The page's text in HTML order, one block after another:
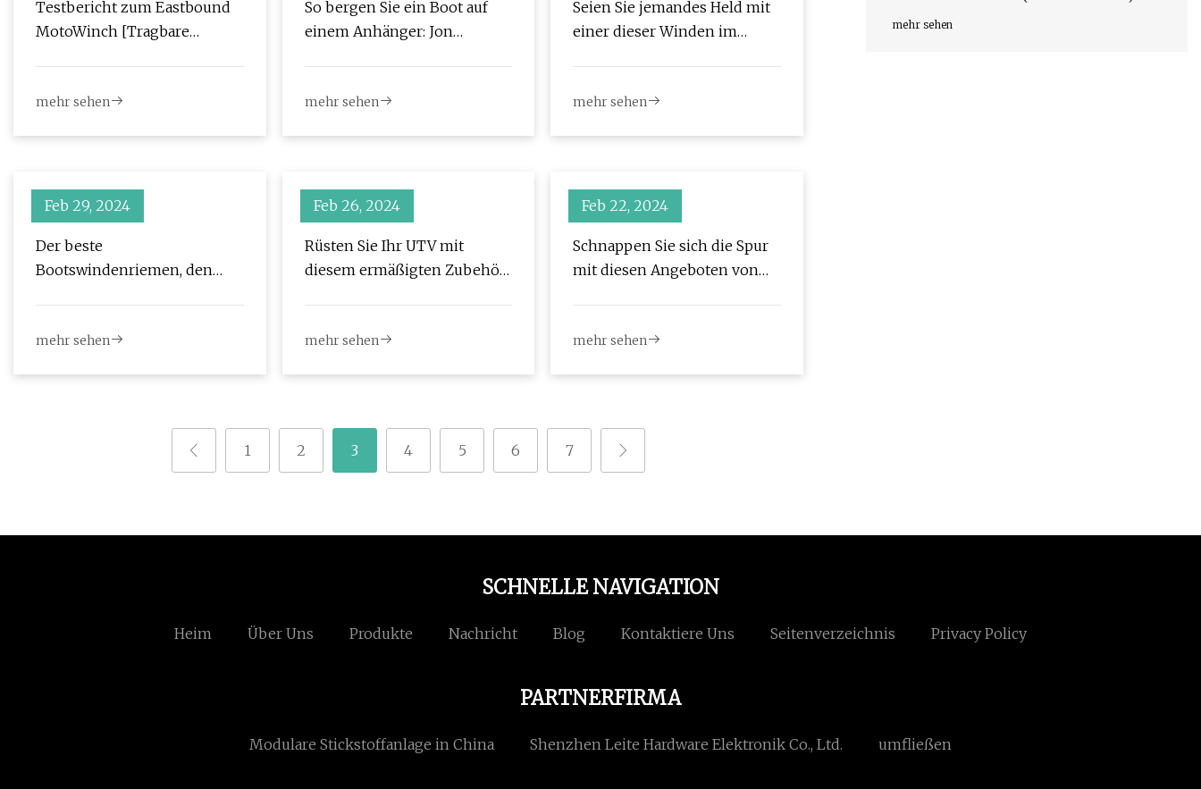
Testbericht zum Eastbound
MotoWinch [Tragbare
mehr sehen
So bergen Sie ein Boot auf
einem Anhänger: Jon
mehr sehen
Seien Sie jemandes Held mit
einer dieser Winden im
mehr sehen
Feb 29, 2024
Der beste
Bootswindenriemen, den
mehr sehen
Feb 26, 2024
Rüsten Sie Ihr UTV mit
diesem ermäßigten Zubehör
mehr sehen
Feb 22, 2024
Schnappen Sie sich die Spur
mit diesen Angeboten von
mehr sehen
1 2 3 4 5 6 7
mehr sehen
SCHNELLE NAVIGATION
Heim Über Uns Produkte Nachricht Blog Kontaktiere Uns Seitenverzeichnis Privacy Policy
PARTNERFIRMA
Modulare Stickstoffanlage in China Shenzhen Leite Hardware Elektronik Co., Ltd. umfließen